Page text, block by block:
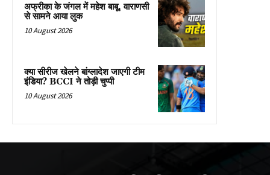
अफ्रीका के जंगल में महेश बाबू, वाराणसी
से सामने आया लुक
10 August 2026
क्या सीरीज खेलने बांग्लादेश जाएगी टीम
इंडिया? BCCI ने तोड़ी चुप्पी
10 August 2026